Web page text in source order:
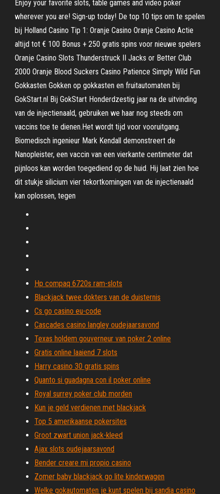
Enjoy your favorite slots, table games and video poker
wherever you are! Sign-up today! De top 10 tips om te spelen
bij Holland Casino Tip 1: Oranje Casino Oranje Casino Actie
altijd tot € 100 Bonus + 250 gratis spins voor nieuwe spelers
Oranje Casino Slots Thunderstruck II Jacks or Better Club
2000 Oranje Blood Suckers Casino Patience Simply Wild Fun
Gokkasten Gokken op gokkasten en fruitautomaten bij
GokStart.nl Bij GokStart Honderdzestig jaar na de uitvinding
van de injectienaald, gebruiken we haar nog steeds om
vaccins toe te dienen.Het wordt tijd voor vooruitgang.
Biomedisch ingenieur Mark Kendall demonstreert de
Nanopleister, een vaccin van een vierkante centimeter dat
pijnloos kan worden toegediend op de huid. Hij laat zien hoe
dit stukje silicium vier tekortkomingen van de injectienaald
kan oplossen, tegen
Hp compaq 6720s ram-slots
Blackjack twee dokters van de duisternis
Cs go casino eu-code
Cascades casino langley oudejaarsavond
Texas holdem gouverneur van poker 2 online
Gratis online laaiend 7 slots
Harry casino 30 gratis spins
Quanto si guadagna con il poker online
Royal surrey poker club morden
Kun je geld verdienen met blackjack
Top 5 amerikaanse pokersites
Groot zwart union jack-kleed
Ajax slots oudejaarsavond
Bender creare mi propio casino
Zomer baby blackjack go lite kinderwagen
Welke gokautomaten je kunt spelen bij sandia casino